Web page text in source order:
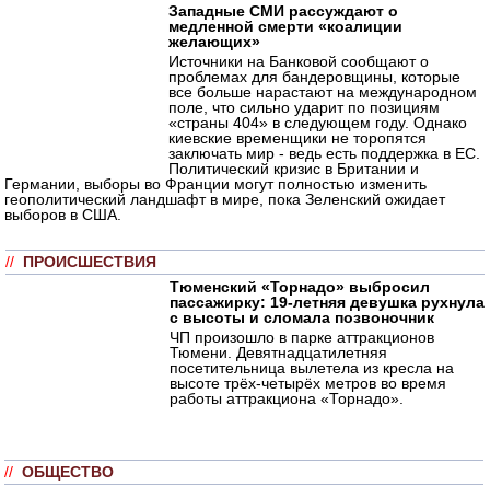
Западные СМИ рассуждают о
медленной смерти «коалиции
желающих»
Источники на Банковой сообщают о
проблемах для бандеровщины, которые
все больше нарастают на международном
поле, что сильно ударит по позициям
«страны 404» в следующем году. Однако
киевские временщики не торопятся
заключать мир - ведь есть поддержка в ЕС.
Политический кризис в Британии и
Германии, выборы во Франции могут полностью изменить
геополитический ландшафт в мире, пока Зеленский ожидает
выборов в США.
// ПРОИСШЕСТВИЯ
Тюменский «Торнадо» выбросил
пассажирку: 19-летняя девушка рухнула
с высоты и сломала позвоночник
ЧП произошло в парке аттракционов
Тюмени. Девятнадцатилетняя
посетительница вылетела из кресла на
высоте трёх-четырёх метров во время
работы аттракциона «Торнадо».
// ОБЩЕСТВО